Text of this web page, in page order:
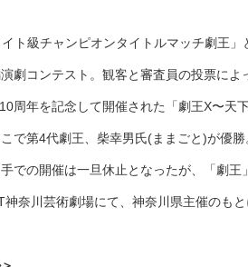
ト級チャンピオンタイトルマッチ劇王
劇コンテスト。 観客と審査員の投票によ
周年を記念して開催された 「劇王X〜天
で第4代劇王、柴幸男氏(ままごと)が優
での開催は一旦休止となったが、「劇王
神奈川芸術劇場にて、神奈川県主催のも